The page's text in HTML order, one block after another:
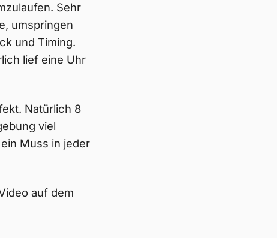
Sehr
umspringen
und Timing.
lief eine Uhr
Natürlich 8
viel
Muss in jeder
auf dem